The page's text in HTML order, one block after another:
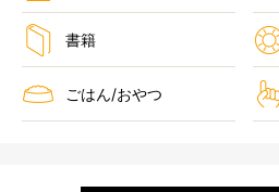
書籍
ごはん/おやつ